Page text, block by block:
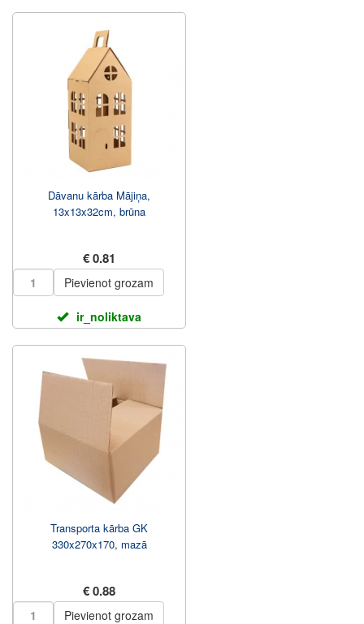
Dāvanu kārba Mājiņa,
13x13x32cm, brūna
€ 0.81
Pievienot grozam
ir_noliktava
Transporta kārba GK
330x270x170, mazā
€ 0.88
Pievienot grozam